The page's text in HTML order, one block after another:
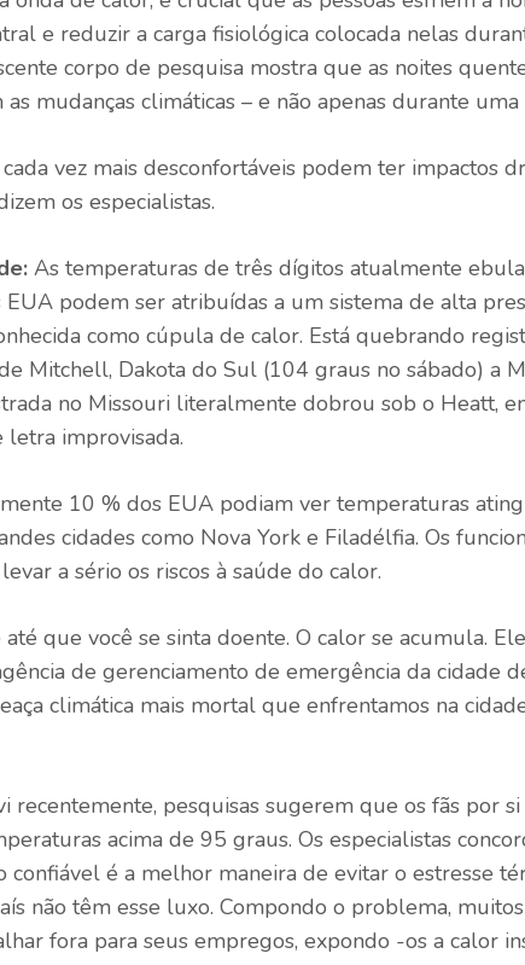
e reduzir a carga fisiológica colocada nelas
corpo de pesquisa mostra que as noites
as mudanças climáticas – e não apenas durante
cada vez mais desconfortáveis ​​podem ter impactos
os especialistas.
As temperaturas de três dígitos atualmente
podem ser atribuídas a um sistema de alta
como cúpula de calor. Está quebrando
Mitchell, Dakota do Sul (104 graus no sábado) a
no Missouri literalmente dobrou sob o Heatt,
letra improvisada.
10 % dos EUA podiam ver temperaturas
cidades como Nova York e Filadélfia. Os
a sério os riscos à saúde do calor.
até que você se sinta doente. O calor se acumula.
de gerenciamento de emergência da cidade
climática mais mortal que enfrentamos na
recentemente, pesquisas sugerem que os fãs por
acima de 95 graus. Os especialistas
confiável é a melhor maneira de evitar o estresse
não têm esse luxo. Compondo o problema,
fora para seus empregos, expondo -os a calor